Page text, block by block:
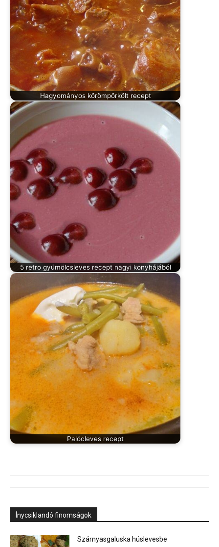
Hagyományos körömpörkölt recept
5 retro gyümölcsleves recept nagyi konyhájából
Palócleves recept
Ínycsiklandó finomságok
Szárnyasgaluska húslevesbe